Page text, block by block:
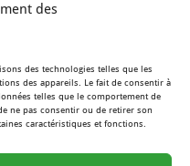
des
des technologies telles que les
des appareils. Le fait de consentir à
telles que le comportement de
ne pas consentir ou de retirer son
caractéristiques et fonctions.